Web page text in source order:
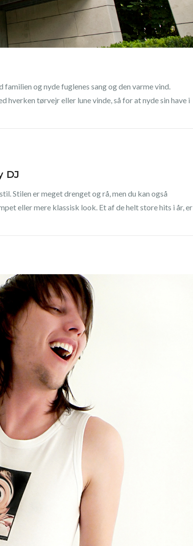
og nyde fuglenes sang og den varme vind.
tørvejr eller lune vinde, så for at nyde sin have i
DJ
Stilen er meget drenget og rå, men du kan også
eller mere klassisk look. Et af de helt store hits i år, er